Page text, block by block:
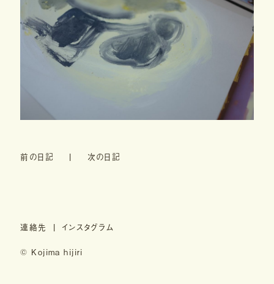
前の日記 次の日記
連絡先 インスタグラム
© Kojima hijiri